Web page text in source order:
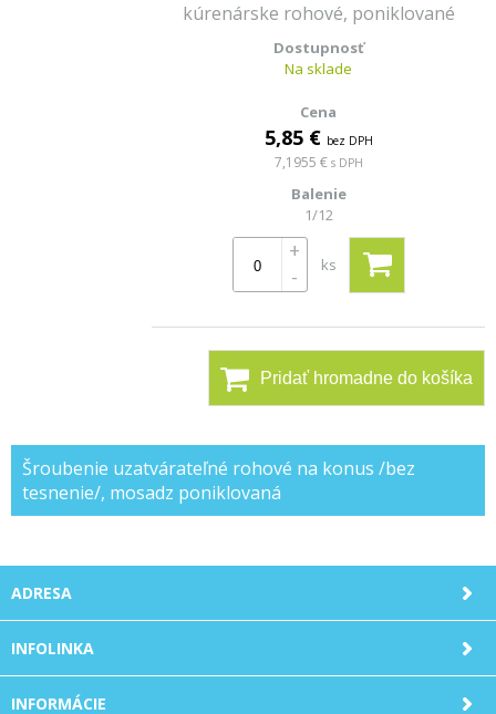
kúrenárske rohové, poniklované
Na sklade
5,85 € bez DPH
7,1955 € s DPH
1/12
+
-
ks
Pridať hromadne do košíka
Šroubenie uzatvárateľné rohové na konus /bez
tesnenie/, mosadz poniklovaná
ADRESA
INFOLINKA
INFORMÁCIE